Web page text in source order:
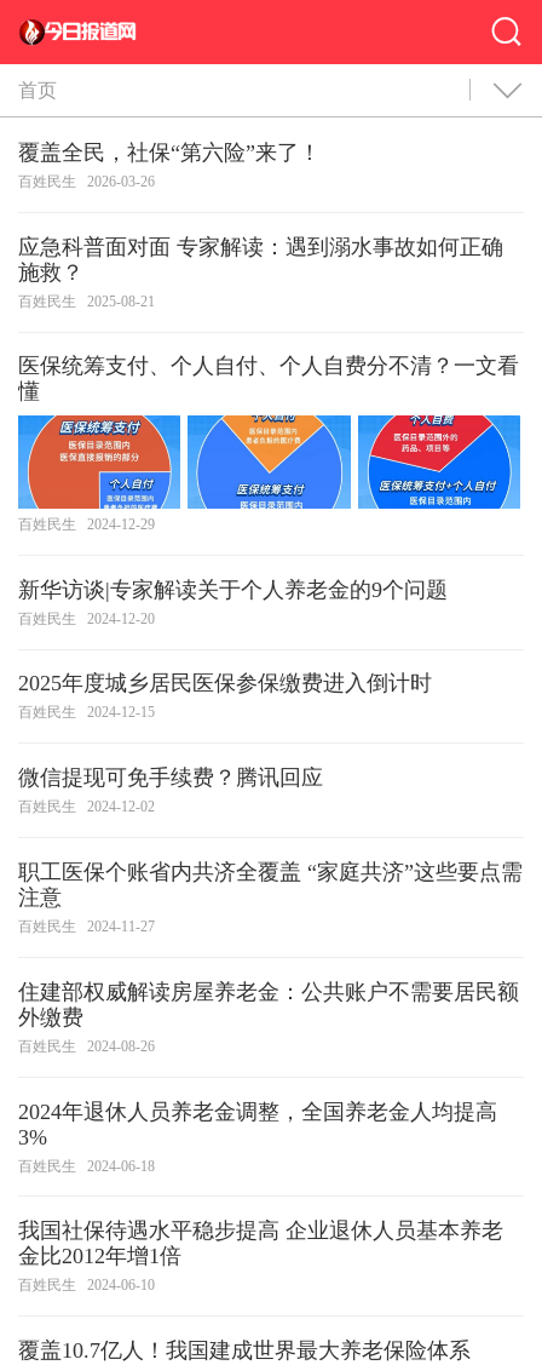
首页
覆盖全民，社保“第六险”来了！
百姓民生 2026-03-26
应急科普面对面 专家解读：遇到溺水事故如何正确
施救？
百姓民生 2025-08-21
医保统筹支付、个人自付、个人自费分不清？一文看
懂
百姓民生 2024-12-29
新华访谈|专家解读关于个人养老金的9个问题
百姓民生 2024-12-20
2025年度城乡居民医保参保缴费进入倒计时
百姓民生 2024-12-15
微信提现可免手续费？腾讯回应
百姓民生 2024-12-02
职工医保个账省内共济全覆盖 “家庭共济”这些要点需
注意
百姓民生 2024-11-27
住建部权威解读房屋养老金：公共账户不需要居民额
外缴费
百姓民生 2024-08-26
2024年退休人员养老金调整，全国养老金人均提高
3%
百姓民生 2024-06-18
我国社保待遇水平稳步提高 企业退休人员基本养老
金比2012年增1倍
百姓民生 2024-06-10
覆盖10.7亿人！我国建成世界最大养老保险体系